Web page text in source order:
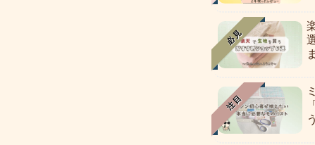
必見
注目